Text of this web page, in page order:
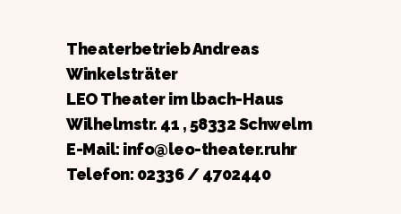
Theaterbetrieb Andreas
Winkelsträter
LEO Theater im lbach-Haus
Wilhelmstr. 41 , 58332 Schwelm
E-Mail: info@leo-theater.ruhr
Telefon: 02336 / 4702440